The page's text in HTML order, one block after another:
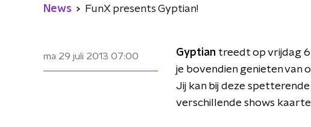
News FunX presents Gyptian!
ma 29 juli 2013 07:00 Gyptian treedt op vrijdag
je bovendien genieten van
Jij kan bij deze
verschillende shows